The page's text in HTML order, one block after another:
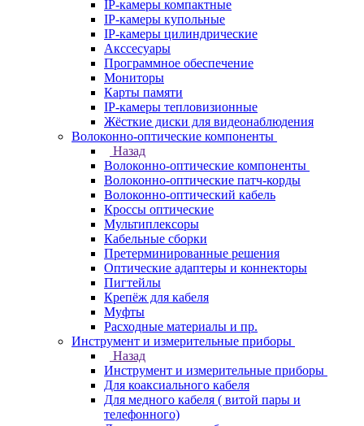
IP-камеры компактные
IP-камеры купольные
IP-камеры цилиндрические
Акссесуары
Программное обеспечение
Мониторы
Карты памяти
IP-камеры тепловизионные
Жёсткие диски для видеонаблюдения
Волоконно-оптические компоненты
Назад
Волоконно-оптические компоненты
Волоконно-оптические патч-корды
Волоконно-оптический кабель
Кроссы оптические
Мультиплексоры
Кабельные сборки
Претерминированные решения
Оптические адаптеры и коннекторы
Пигтейлы
Крепёж для кабеля
Муфты
Расходные материалы и пр.
Инструмент и измерительные приборы
Назад
Инструмент и измерительные приборы
Для коаксиального кабеля
Для медного кабеля ( витой пары и
телефонного)